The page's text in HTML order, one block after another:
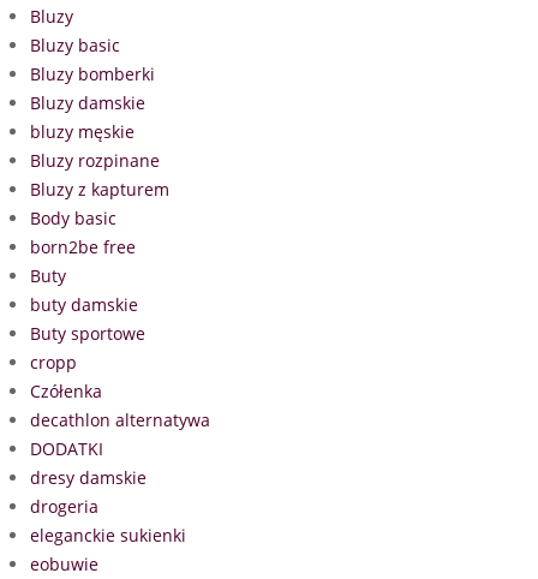
Bluzy
Bluzy basic
Bluzy bomberki
Bluzy damskie
bluzy męskie
Bluzy rozpinane
Bluzy z kapturem
Body basic
born2be free
Buty
buty damskie
Buty sportowe
cropp
Czółenka
decathlon alternatywa
DODATKI
dresy damskie
drogeria
eleganckie sukienki
eobuwie